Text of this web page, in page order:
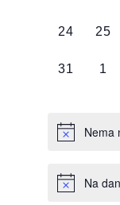
0
24
0
25
0
31
0
1
Nema
Na